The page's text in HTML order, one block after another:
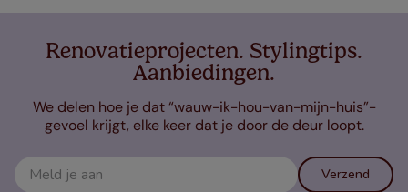
Renovatieprojecten. Stylingtips.
Aanbiedingen.
We delen hoe je dat “wauw-ik-hou-van-mijn-huis”-
gevoel krijgt, elke keer dat je door de deur loopt.
Verzend